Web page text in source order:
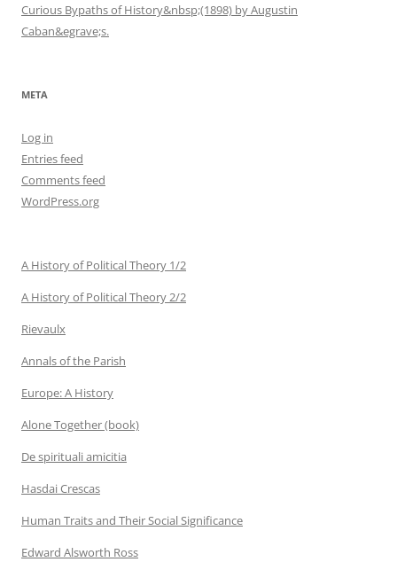
Curious Bypaths of History&nbsp;(1898) by Augustin
Caban&egrave;s.
META
Log in
Entries feed
Comments feed
WordPress.org
A History of Political Theory 1/2
A History of Political Theory 2/2
Rievaulx
Annals of the Parish
Europe: A History
Alone Together (book)
De spirituali amicitia
Hasdai Crescas
Human Traits and Their Social Significance
Edward Alsworth Ross